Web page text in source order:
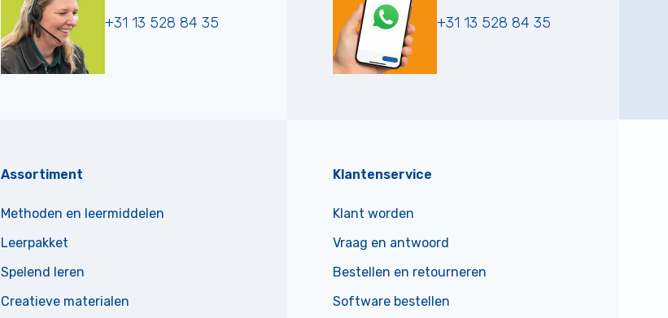
+31 13 528 84 35 +31 13 528 84 35
Assortiment
Methoden en leermiddelen
Leerpakket
Spelend leren
Creatieve materialen
Klantenservice
Klant worden
Vraag en antwoord
Bestellen en retourneren
Software bestellen